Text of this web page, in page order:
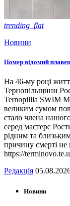
trending_flat
Новини
Помер відомий
На 46-му році
Тернопільщини
Ternopillia SWIM
великим сумом
стало члена
серед мастерс
рідним та
причину смерті не
https://
Редакція
Новини